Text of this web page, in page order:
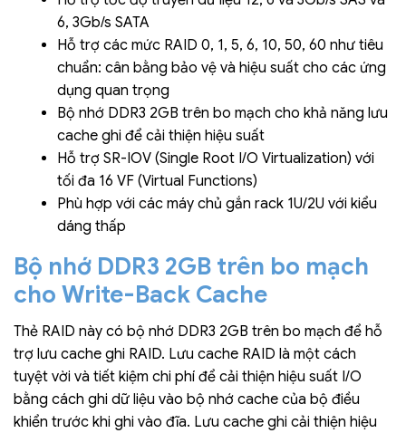
6, 3Gb/s SATA
Hỗ trợ các mức RAID 0, 1, 5, 6, 10, 50, 60 như tiêu
chuẩn: cân bằng bảo vệ và hiệu suất cho các ứng
dụng quan trọng
Bộ nhớ DDR3 2GB trên bo mạch cho khả năng lưu
cache ghi để cải thiện hiệu suất
Hỗ trợ SR-IOV (Single Root I/O Virtualization) với
tối đa 16 VF (Virtual Functions)
Phù hợp với các máy chủ gắn rack 1U/2U với kiểu
dáng thấp
Bộ nhớ DDR3 2GB trên bo mạch
cho Write-Back Cache
Thẻ RAID này có bộ nhớ DDR3 2GB trên bo mạch để hỗ
trợ lưu cache ghi RAID. Lưu cache RAID là một cách
tuyệt vời và tiết kiệm chi phí để cải thiện hiệu suất I/O
bằng cách ghi dữ liệu vào bộ nhớ cache của bộ điều
khiển trước khi ghi vào đĩa. Lưu cache ghi cải thiện hiệu